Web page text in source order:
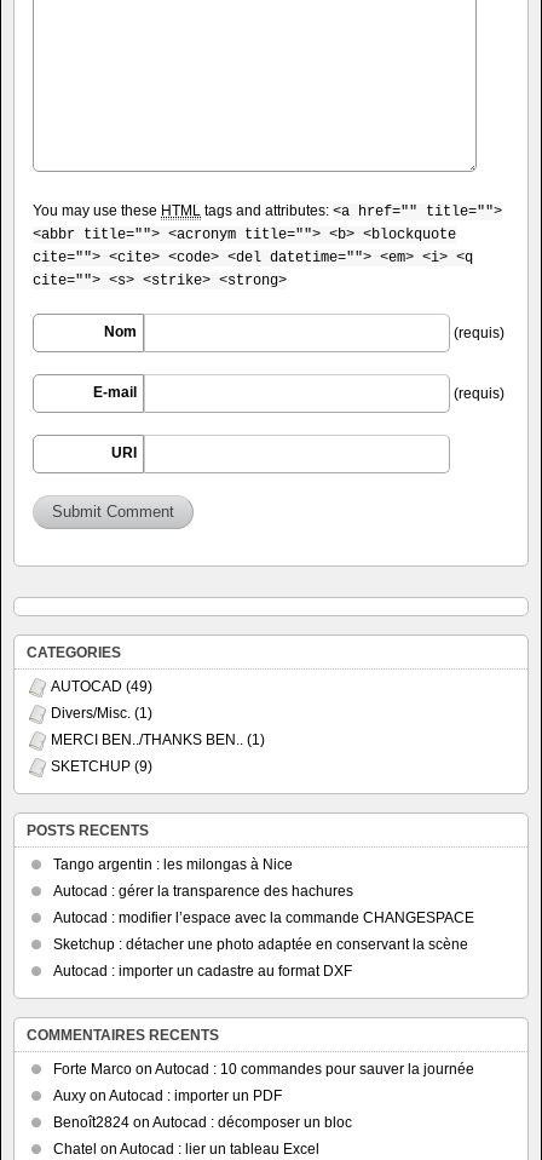
You may use these HTML tags and attributes: <a href="" title="">
<abbr title=""> <acronym title=""> <b> <blockquote
cite=""> <cite> <code> <del datetime=""> <em> <i> <q
cite=""> <s> <strike> <strong>
Nom (requis)
E-mail (requis)
URI
CATEGORIES
AUTOCAD (49)
Divers/Misc. (1)
MERCI BEN../THANKS BEN..
(1)
SKETCHUP (9)
POSTS RECENTS
Tango argentin : les milongas à Nice
Autocad : gérer la transparence des hachures
Autocad : modifier l’espace avec la commande CHANGESPACE
Sketchup : détacher une photo adaptée en conservant la scène
Autocad : importer un cadastre au format DXF
COMMENTAIRES RECENTS
Forte Marco on Autocad : 10 commandes pour sauver la journée
Auxy on Autocad : importer un PDF
Benoît2824 on Autocad : décomposer un bloc
Chatel on Autocad : lier un tableau Excel